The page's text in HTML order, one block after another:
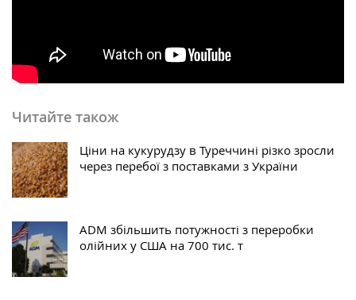
Читайте також
Ціни на кукурудзу в Туреччині різко зросли
через перебої з поставками з України
ADM збільшить потужності з переробки
олійних у США на 700 тис. т